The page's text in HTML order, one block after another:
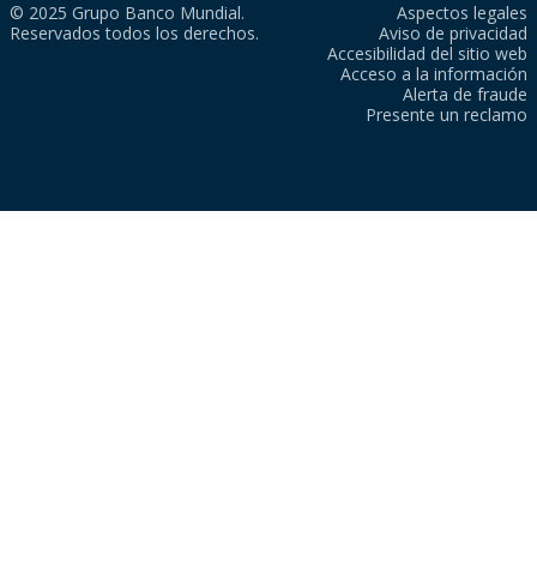
© 2025 Grupo Banco Mundial.
Reservados todos los derechos.
Aspectos legales
Aviso de privacidad
Accesibilidad del sitio web
Acceso a la información
Alerta de fraude
Presente un reclamo